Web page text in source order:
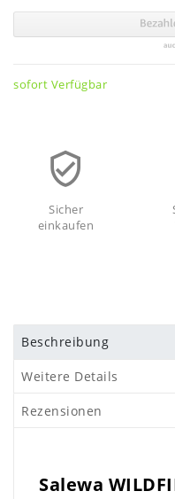
sofort Verfügbar
Sicher
einkaufen
Beschreibung
Weitere Details
Rezensionen
Salewa